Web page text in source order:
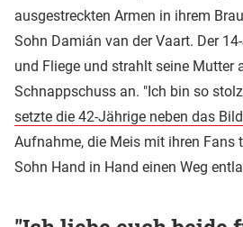
ausgestreckten Armen in ihrem
Sohn Damián van der Vaart. Der
und Fliege und strahlt seine Mutter
Schnappschuss an. "Ich bin so
setzte die 42-Jährige neben das Bild
Aufnahme, die Meis mit ihren Fans
Sohn Hand in Hand einen Weg